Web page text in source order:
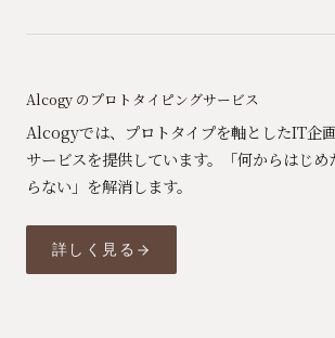
Alcogy のプロトタイピングサービス
Alcogyでは、プロトタイプを軸としたIT企
サービスを提供しています。「何からはじめ
らない」を解消します。
詳しく見る